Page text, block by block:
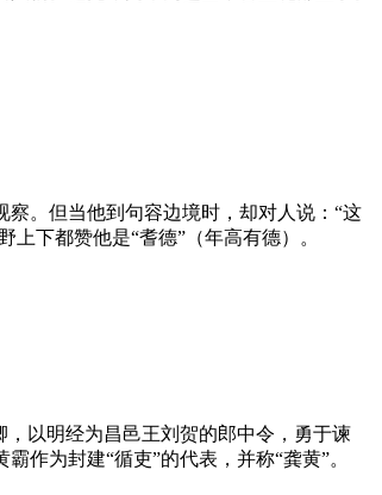
。但当他到句容边境时，却对人说：“这
下都赞他是“耆德”（年高有德）。
，以明经为昌邑王刘贺的郎中令，勇于谏
作为封建“循吏”的代表，并称“龚黄”。